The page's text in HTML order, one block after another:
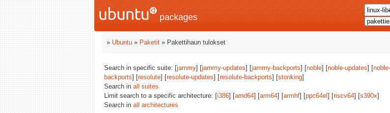
packages
» Ubuntu » Paketit » Pakettihaun tulokset
Search in specific suite: [jammy] [jammy-updates] [jammy-backports] [noble] [noble-updates] [
backports] [resolute] [resolute-updates] [resolute-backports] [stonking]
Search in all suites
Limit search to a specific architecture: [i386] [amd64] [arm64] [armhf] [ppc64el ] [riscv64] [s390x]
Search in all architectures